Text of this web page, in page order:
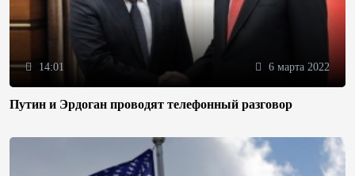
14:01 6 марта 2022
Путин и Эрдоган проводят телефонный разговор